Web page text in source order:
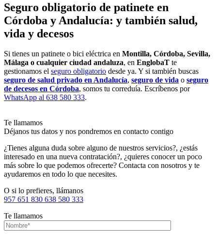
Seguro obligatorio de patinete en
Córdoba y Andalucía: y también salud,
vida y decesos
Si tienes un patinete o bici eléctrica en Montilla, Córdoba, Sevilla,
Málaga o cualquier ciudad andaluza, en EnglobaT te
gestionamos el seguro obligatorio desde ya. Y si también buscas
seguro de salud privado en Andalucía, seguro de vida o seguro
de decesos en Córdoba, somos tu correduía. Escríbenos por
WhatsApp al 638 580 333.
Te llamamos
Déjanos tus datos y nos pondremos en contacto contigo
¿Tienes alguna duda sobre alguno de nuestros servicios?, ¿estás
interesado en una nueva contratación?, ¿quieres conocer un poco
más sobre lo que podemos ofrecerte? Contacta con nosotros y te
ayudaremos en todo lo que necesites.
O si lo prefieres, llámanos
957 651 830 638 580 333
Te llamamos